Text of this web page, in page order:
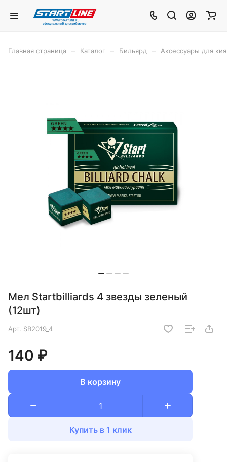
Главная страница Каталог Бильярд Аксессуары для кия
Мел Startbilliards 4 звезды зеленый
(12шт)
Арт. SB2019_4
140 ₽
В корзину
Купить в 1 клик